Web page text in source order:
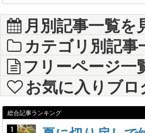
月別記事一覧を
カテゴリ別記事一
フリーページ一
お気に入りブログ一
総合記事ランキング